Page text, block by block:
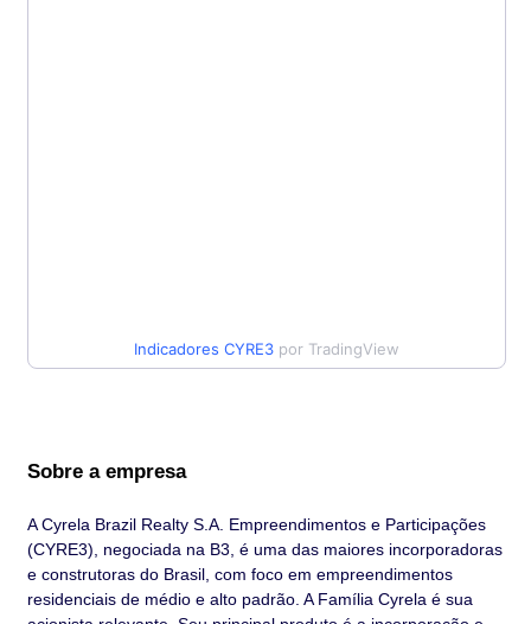
Indicadores CYRE3 por TradingView
Sobre a empresa
A Cyrela Brazil Realty S.A. Empreendimentos e Participações
(CYRE3), negociada na B3, é uma das maiores incorporadoras
e construtoras do Brasil, com foco em empreendimentos
residenciais de médio e alto padrão. A Família Cyrela é sua